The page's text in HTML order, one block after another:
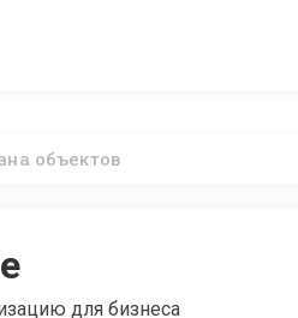
объектов
для бизнеса